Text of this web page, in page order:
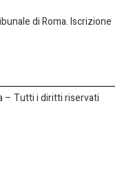
di Roma. Iscrizione
– Tutti i diritti riservati